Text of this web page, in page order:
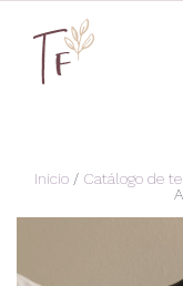
Inicio / Catálogo de